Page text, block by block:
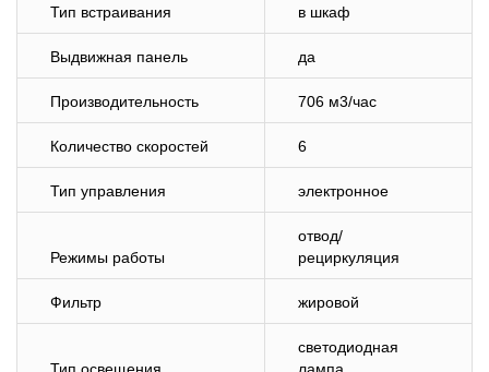
Тип встраивания в шкаф
Выдвижная панель да
Производительность 706 м3/час
Количество скоростей 6
Тип управления электронное
Режимы работы
отвод/
рециркуляция
Фильтр жировой
светодиодная